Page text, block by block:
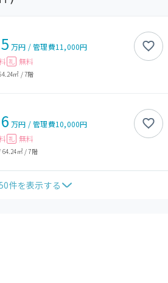
万円 /管理費11,000円
礼 無料
㎡ /7階
万円 /管理費10,000円
礼 無料
64.24㎡/7階
件を表示する